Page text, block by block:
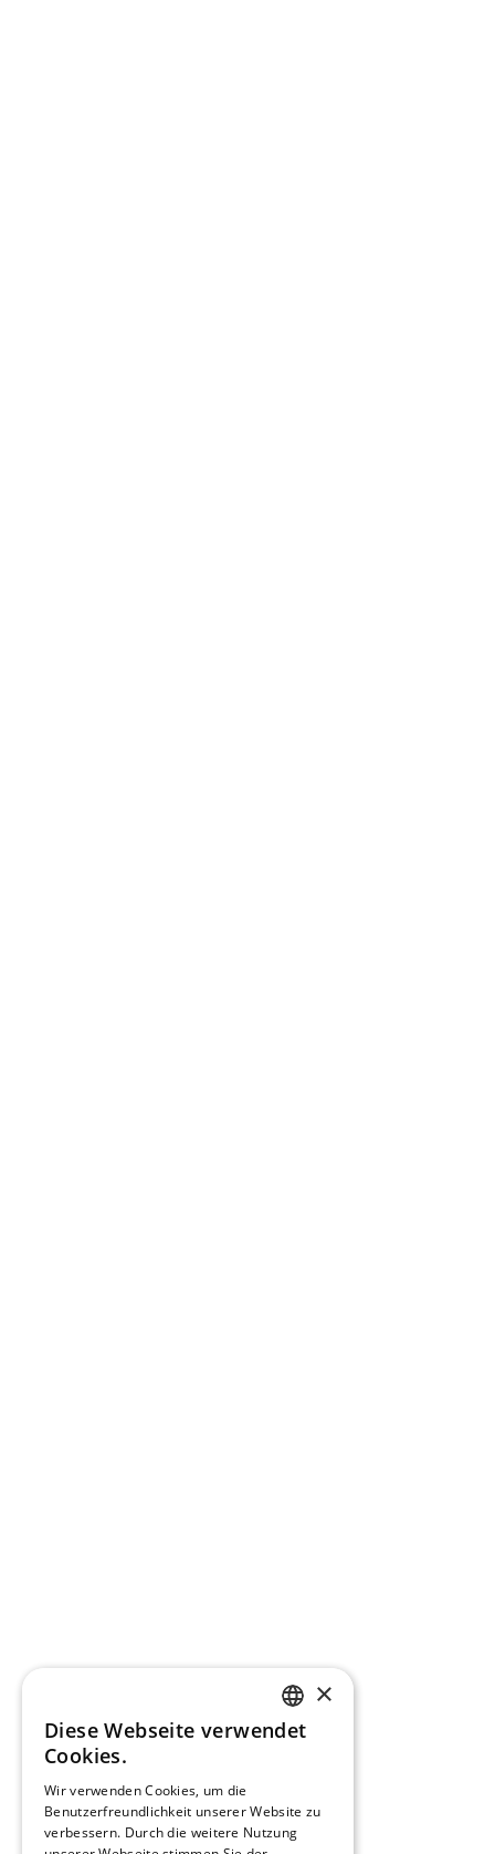
CATALAN
SPANISH
×
Diese Webseite verwendet
Cookies.
Wir verwenden Cookies, um die
Benutzerfreundlichkeit unserer Website zu
verbessern. Durch die weitere Nutzung